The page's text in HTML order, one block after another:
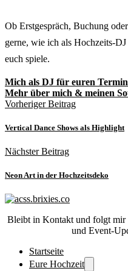
Ob Erstgespräch, Buchung
gerne, wie ich als Hochzeits-
euch spiele.
Mich als DJ für euren
Mehr über mich & meinen
Vorheriger Beitrag
Vertical Dance Shows als Highlight
Nächster Beitrag
Neon Art in der Hochzeitsdeko
Bleibt in Kontakt und folgt
und Event-
Startseite
Eure Hochzeit